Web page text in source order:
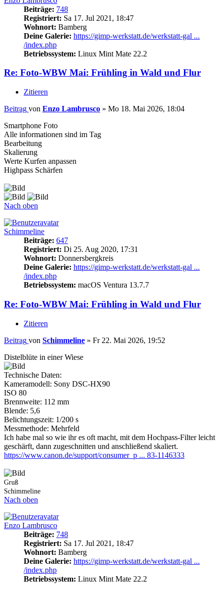
Beiträge: 748
Registriert: Sa 17. Jul 2021, 18:47
Wohnort: Bamberg
Deine Galerie: https://gimp-werkstatt.de/werkstatt-gal ...
/index.php
Betriebssystem: Linux Mint Mate 22.2
Re: Foto-WBW Mai: Frühling in Wald und Flur
Zitieren
Beitrag von Enzo Lambrusco » Mo 18. Mai 2026, 18:04
Smartphone Foto
Alle informationen sind im Tag
Bearbeitung
Skalierung
Werte Kurfen anpassen
Highpass Schärfen
Nach oben
Schimmeline
Beiträge: 647
Registriert: Di 25. Aug 2020, 17:31
Wohnort: Donnersbergkreis
Deine Galerie: https://gimp-werkstatt.de/werkstatt-gal ...
/index.php
Betriebssystem: macOS Ventura 13.7.7
Re: Foto-WBW Mai: Frühling in Wald und Flur
Zitieren
Beitrag von Schimmeline » Fr 22. Mai 2026, 19:52
Distelblüte in einer Wiese
Technische Daten:
Kameramodell: Sony DSC-HX90
ISO 80
Brennweite: 112 mm
Blende: 5,6
Belichtungszeit: 1/200 s
Messmethode: Mehrfeld
Ich habe mal so wie ihr es oft macht, mit dem Hochpass-Filter leicht
geschärft, dann zugeschnitten und anschließend skaliert.
https://www.canon.de/support/consumer_p ... 83-1146333
Gruß
Schimmeline
Nach oben
Enzo Lambrusco
Beiträge: 748
Registriert: Sa 17. Jul 2021, 18:47
Wohnort: Bamberg
Deine Galerie: https://gimp-werkstatt.de/werkstatt-gal ...
/index.php
Betriebssystem: Linux Mint Mate 22.2